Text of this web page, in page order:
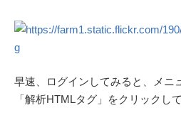
早速、ログインしてみると、メニ
「解析HTMLタグ」をクリックし